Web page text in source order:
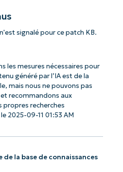
signalé pour ce patch KB.
les mesures nécessaires pour
généré par l’IA est de la
mais nous ne pouvons pas
recommandons aux
propres recherches
2025-09-11 01:53 AM
de la base de connaissances